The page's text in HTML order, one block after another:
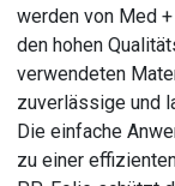
werden von Med
den hohen
verwendeten
zuverlässige und
Die einfache
zu einer